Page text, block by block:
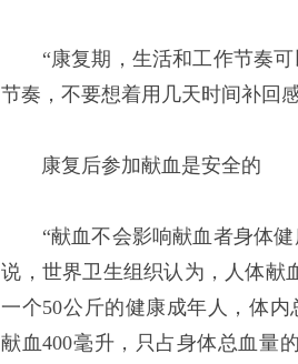
“康复期，生活和工作节奏可
节奏，不要想着用几天时间补回
康复后参加献血是安全的
“献血不会影响献血者身体健
说，世界卫生组织认为，人体献
一个50公斤的健康成年人，体
献血400毫升，只占身体总血量